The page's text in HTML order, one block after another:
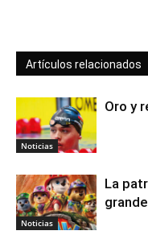
Artículos relacionados
Noticias
Oro y
Noticias
La
grande